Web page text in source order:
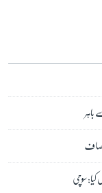
باہر
سوچی